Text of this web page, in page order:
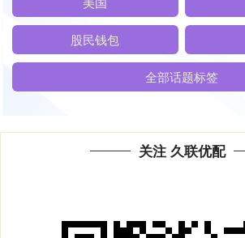
股民钱包
全部话题标签
关注 久联优配